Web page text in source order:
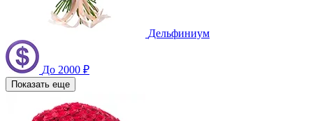
Дельфиниум
До 2000 ₽
Показать еще